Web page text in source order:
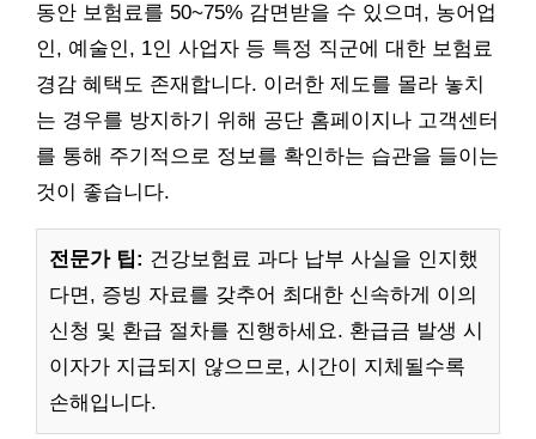
동안 보험료를 50~75% 감면받을 수 있으며, 농어업
인, 예술인, 1인 사업자 등 특정 직군에 대한 보험료
경감 혜택도 존재합니다. 이러한 제도를 몰라 놓치
는 경우를 방지하기 위해 공단 홈페이지나 고객센터
를 통해 주기적으로 정보를 확인하는 습관을 들이는
것이 좋습니다.
전문가 팁: 건강보험료 과다 납부 사실을 인지했
다면, 증빙 자료를 갖추어 최대한 신속하게 이의
신청 및 환급 절차를 진행하세요. 환급금 발생 시
이자가 지급되지 않으므로, 시간이 지체될수록
손해입니다.